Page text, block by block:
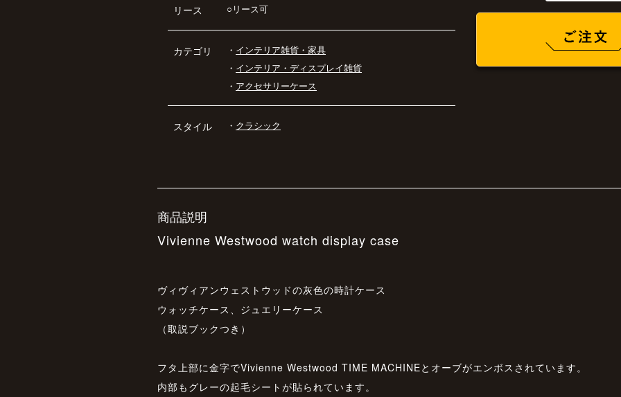
リース ○リース可
カテゴリ ・ インテリア雑貨・家具
・ インテリア・ディスプレイ雑貨
・ アクセサリーケース
スタイル ・ クラシック
商品説明
Vivienne Westwood watch display case
ヴィヴィアンウェストウッドの灰色の時計ケース
ウォッチケース、ジュエリーケース
（取説ブックつき）
フタ上部に金字でVivienne Westwood TIME MACHINEとオーブがエンボスされています。
内部もグレーの起毛シートが貼られています。